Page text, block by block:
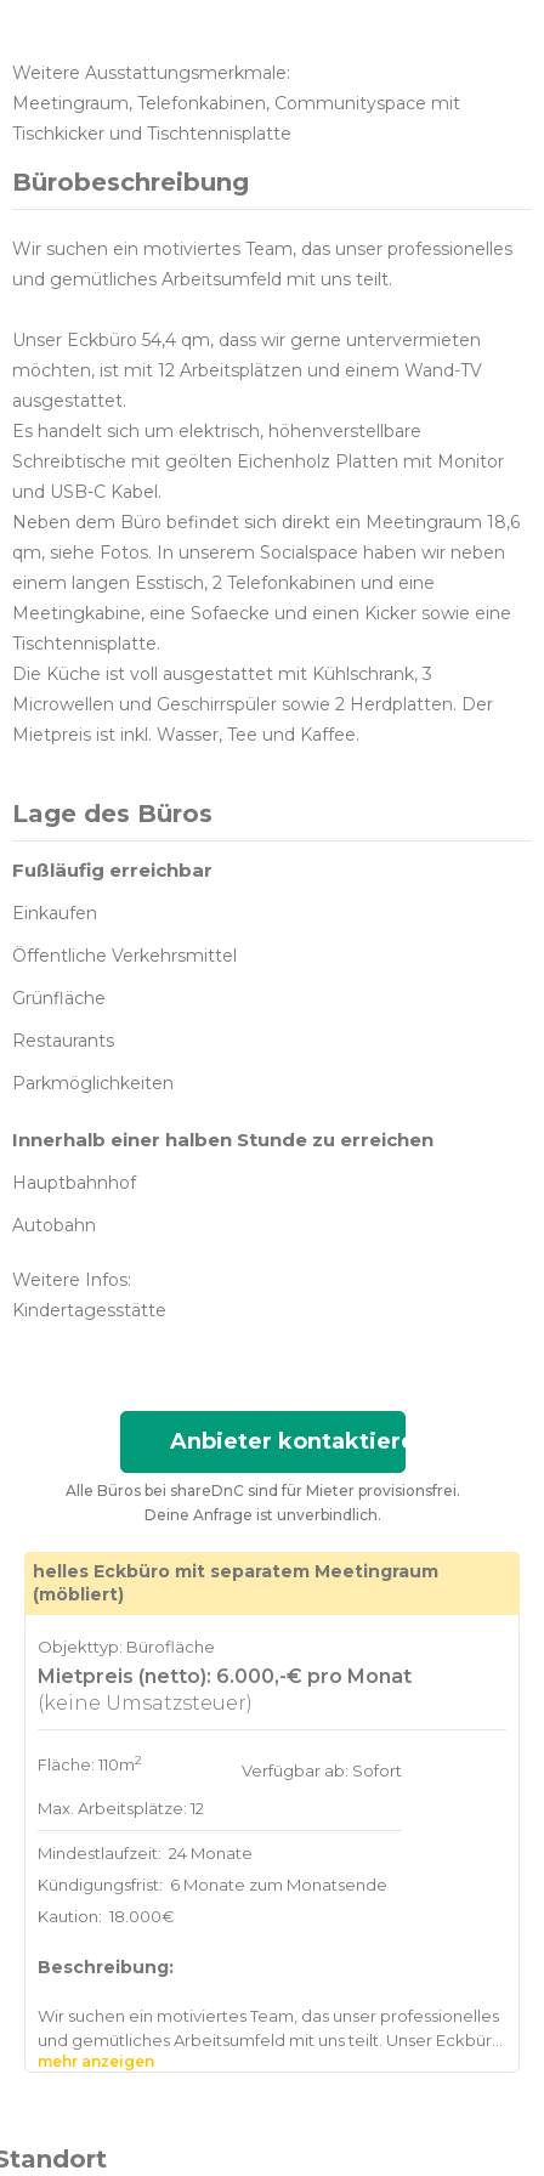
Weitere Ausstattungsmerkmale:
Meetingraum, Telefonkabinen, Communityspace mit
Tischkicker und Tischtennisplatte
Bürobeschreibung
Wir suchen ein motiviertes Team, das unser professionelles
und gemütliches Arbeitsumfeld mit uns teilt.
Unser Eckbüro 54,4 qm, dass wir gerne untervermieten
möchten, ist mit 12 Arbeitsplätzen und einem Wand-TV
ausgestattet.
Es handelt sich um elektrisch, höhenverstellbare
Schreibtische mit geölten Eichenholz Platten mit Monitor
und USB-C Kabel.
Neben dem Büro befindet sich direkt ein Meetingraum 18,6
qm, siehe Fotos. In unserem Socialspace haben wir neben
einem langen Esstisch, 2 Telefonkabinen und eine
Meetingkabine, eine Sofaecke und einen Kicker sowie eine
Tischtennisplatte.
Die Küche ist voll ausgestattet mit Kühlschrank, 3
Microwellen und Geschirrspüler sowie 2 Herdplatten. Der
Mietpreis ist inkl. Wasser, Tee und Kaffee.
Lage des Büros
Fußläufig erreichbar
Einkaufen
Öffentliche Verkehrsmittel
Grünfläche
Restaurants
Parkmöglichkeiten
Innerhalb einer halben Stunde zu erreichen
Hauptbahnhof
Autobahn
Weitere Infos:
Kindertagesstätte
Anbieter kontaktieren
Alle Büros bei shareDnC sind für Mieter provisionsfrei.
Deine Anfrage ist unverbindlich.
helles Eckbüro mit separatem Meetingraum
(möbliert)
Objekttyp: Bürofläche
Mietpreis (netto): 6.000,-€ pro Monat
(keine Umsatzsteuer)
Fläche: 110m2
Max. Arbeitsplätze: 12
Verfügbar ab: Sofort
Mindestlaufzeit: 24 Monate
Kündigungsfrist: 6 Monate zum Monatsende
Kaution: 18.000€
Beschreibung:
Wir suchen ein motiviertes Team, das unser professionelles
und gemütliches Arbeitsumfeld mit uns teilt. Unser Eckbüro
54,4 qm, dass wir gerne untervermieten möchten, ist mit 12
und USB-C Kabel. Neben dem Büro befindet sich direkt ein
mehr anzeigen